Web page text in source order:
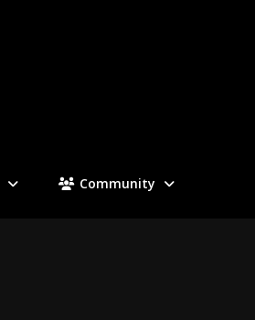
Community